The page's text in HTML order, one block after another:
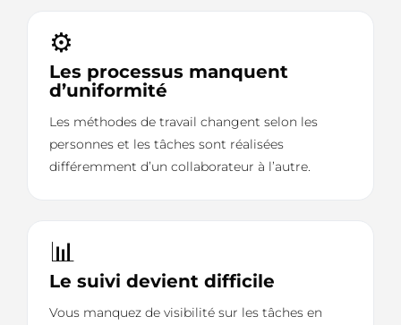
⚙️
Les processus manquent
d’uniformité
Les méthodes de travail changent selon les
personnes et les tâches sont réalisées
différemment d’un collaborateur à l’autre.
📊
Le suivi devient difficile
Vous manquez de visibilité sur les tâches en